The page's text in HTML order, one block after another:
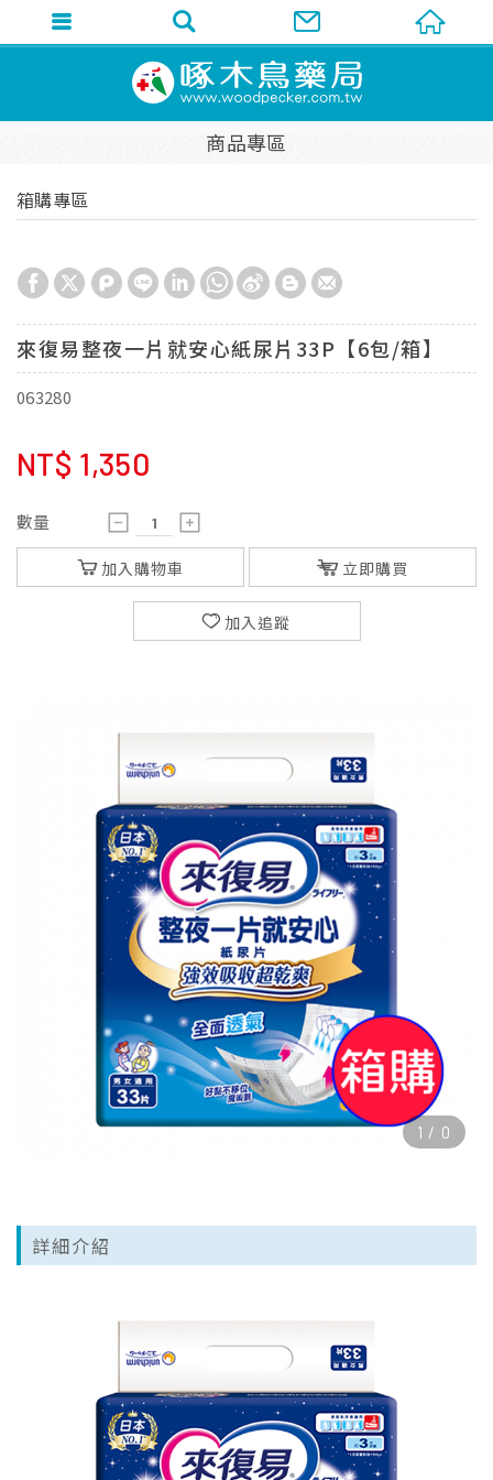
商品專區
箱購專區
來復易整夜一片就安心紙尿片33P【6包/箱】
063280
NT$ 1,350
數量
加入購物車 立即購買
加入追蹤
1 / 0
詳細介紹